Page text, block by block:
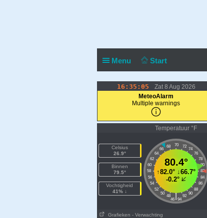
Menu Start
16:35:05
Zat 8 Aug 2026
MeteoAlarm
Multiple warnings
Temperatuur °F
Celsius
26.9°
Binnen
79.5°
Vochtigheid
41% ↓
70
68 72
66
74
64
76
62
78
60
80
58
82
56
84
54
86
52
88
50
90
48 92
|
46 94
80.4°
↑82.0° ↓66.7°
-0.2°
Grafieken - Verwachting